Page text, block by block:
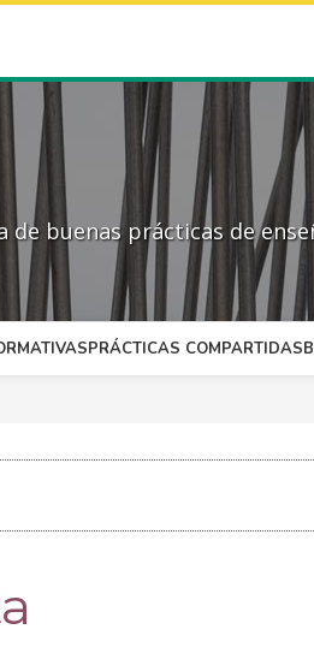
buenas prácticas de
PRÁCTICAS COMPARTIDAS